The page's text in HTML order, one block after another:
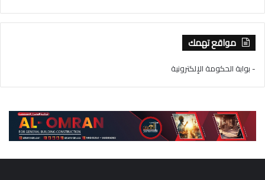
مواقع تهمك
- بوابة الحكومة الإلكترونية